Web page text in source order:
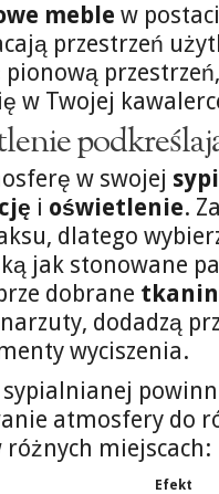
meble w
przestrzeń
w Twojej
w swojej
i oświetlenie.
dlatego
jak stonowane
dobrane
narzuty, dodadzą
wyciszenia.
atmosfery do
różnych miejscach:
Efekt